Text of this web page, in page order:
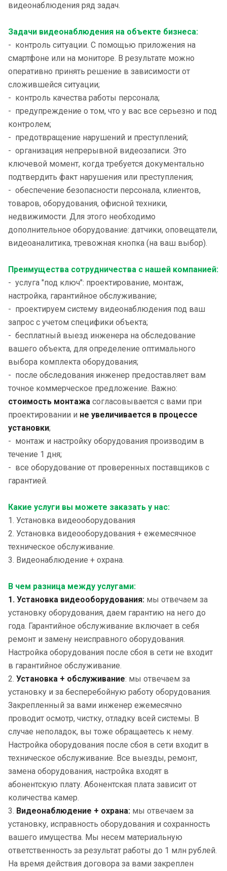
видеонаблюдения ряд задач.
Задачи видеонаблюдения на объекте бизнеса:
- контроль ситуации. С помощью приложения на
смартфоне или на мониторе. В результате можно
оперативно принять решение в зависимости от
сложившейся ситуации;
- контроль качества работы персонала;
- предупреждение о том, что у вас все серьезно и под
контролем;
- предотвращение нарушений и преступлений;
- организация непрерывной видеозаписи. Это
ключевой момент, когда требуется документально
подтвердить факт нарушения или преступления;
- обеспечение безопасности персонала, клиентов,
товаров, оборудования, офисной техники,
недвижимости. Для этого необходимо
дополнительное оборудование: датчики, оповещатели,
видеоаналитика, тревожная кнопка (на ваш выбор).
Преимущества сотрудничества с нашей компанией:
- услуга "под ключ": проектирование, монтаж,
настройка, гарантийное обслуживание;
- проектируем систему видеонаблюдения под ваш
запрос с учетом специфики объекта;
- бесплатный выезд инженера на обследование
вашего объекта, для определение оптимального
выбора комплекта оборудования;
- после обследования инженер предоставляет вам
точное коммерческое предложение. Важно:
стоимость монтажа согласовывается с вами при
проектировании и не увеличивается в процессе
установки;
- монтаж и настройку оборудования производим в
течение 1 дня;
- все оборудование от проверенных поставщиков с
гарантией.
Какие услуги вы можете заказать у нас:
1. Установка видеооборудования
2. Установка видеооборудования + ежемесячное
техническое обслуживание.
3. Видеонаблюдение + охрана.
В чем разница между услугами:
1. Установка видеооборудования: мы отвечаем за
установку оборудования, даем гарантию на него до
года. Гарантийное обслуживание включает в себя
ремонт и замену неисправного оборудования.
Настройка оборудования после сбоя в сети не входит
в гарантийное обслуживание.
2. Установка + обслуживание: мы отвечаем за
установку и за бесперебойную работу оборудования.
Закрепленный за вами инженер ежемесячно
проводит осмотр, чистку, отладку всей системы. В
случае неполадок, вы тоже обращаетесь к нему.
Настройка оборудования после сбоя в сети входит в
техническое обслуживание. Все выезды, ремонт,
замена оборудования, настройка входят в
абонентскую плату. Абонентская плата зависит от
количества камер.
3. Видеонаблюдение + охрана: мы отвечаем за
установку, исправность оборудования и сохранность
вашего имущества. Мы несем материальную
ответственность за результат работы до 1 млн рублей.
На время действия договора за вами закреплен